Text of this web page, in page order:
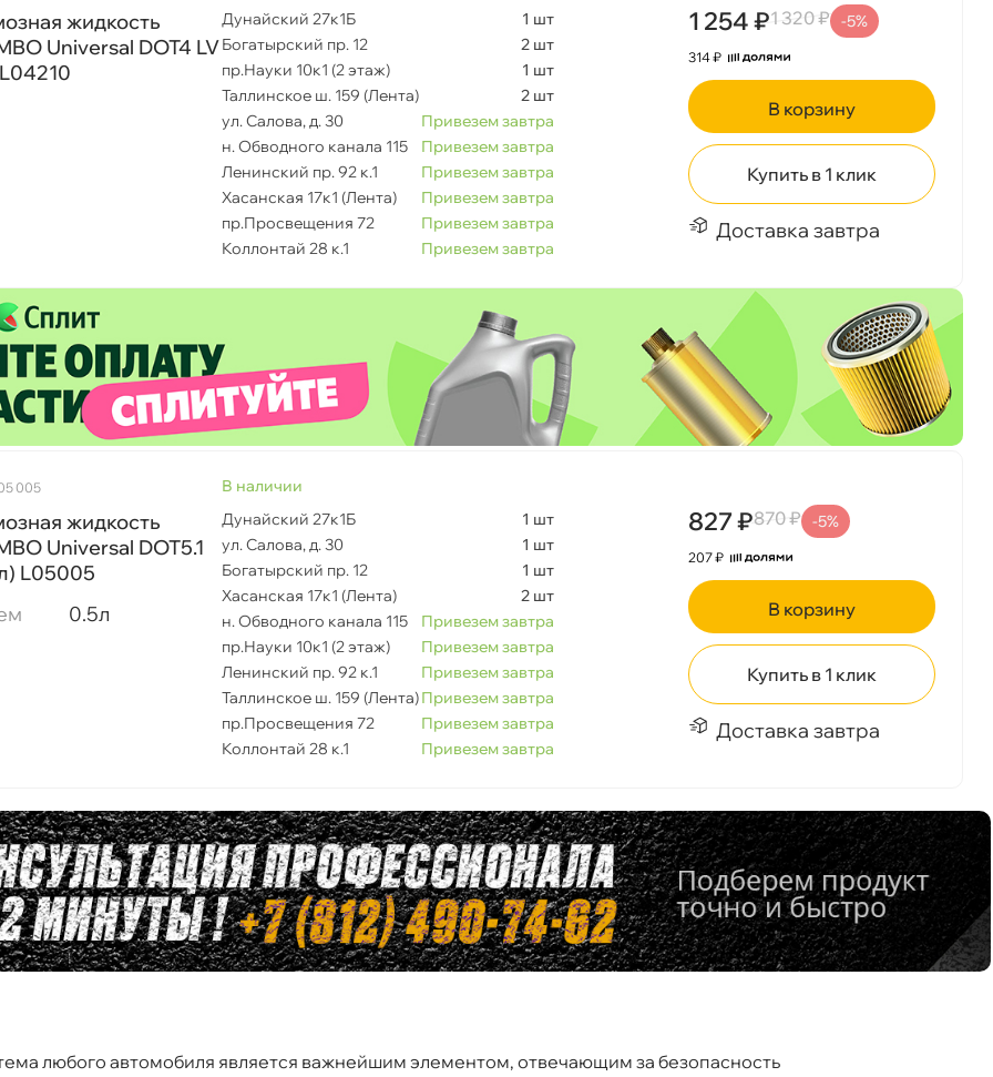
в магазинах
жидкость
Universal DOT4 LV
Дунайский 27к1Б
1 шт
Богатырский пр. 12
2 шт
пр.Науки 10к1 (2 этаж)
1 шт
Таллинское ш. 159 (Лента)
2 шт
ул. Салова, д. 30
Привезем завтра
н. Обводного канала 115
Привезем завтра
Ленинский пр. 92 к.1
Привезем завтра
Хасанская 17к1 (Лента)
Привезем завтра
пр.Просвещения 72
Привезем завтра
Коллонтай 28 к.1
Привезем завтра
1 254 ₽1 320 ₽ -5%
314 ₽
корзину
Купить в 1 клик
Доставка завтра
005
жидкость
Universal DOT5.1
L05005
0.5л
наличии
Дунайский 27к1Б
1 шт
ул. Салова, д. 30
1 шт
Богатырский пр. 12
1 шт
Хасанская 17к1 (Лента)
2 шт
н. Обводного канала 115
Привезем завтра
пр.Науки 10к1 (2 этаж)
Привезем завтра
Ленинский пр. 92 к.1
Привезем завтра
Таллинское ш. 159 (Лента)Привезем завтра
пр.Просвещения 72
Привезем завтра
Коллонтай 28 к.1
Привезем завтра
827 ₽870 ₽ -5%
207 ₽
корзину
Купить в 1 клик
Доставка завтра
корзину
07.08 (при заказе от 2000₽) Срочная за 2 ч – 399 ₽ Сегодня, 07.08
любого автомобиля является важнейшим элементом, отвечающим за безопасность